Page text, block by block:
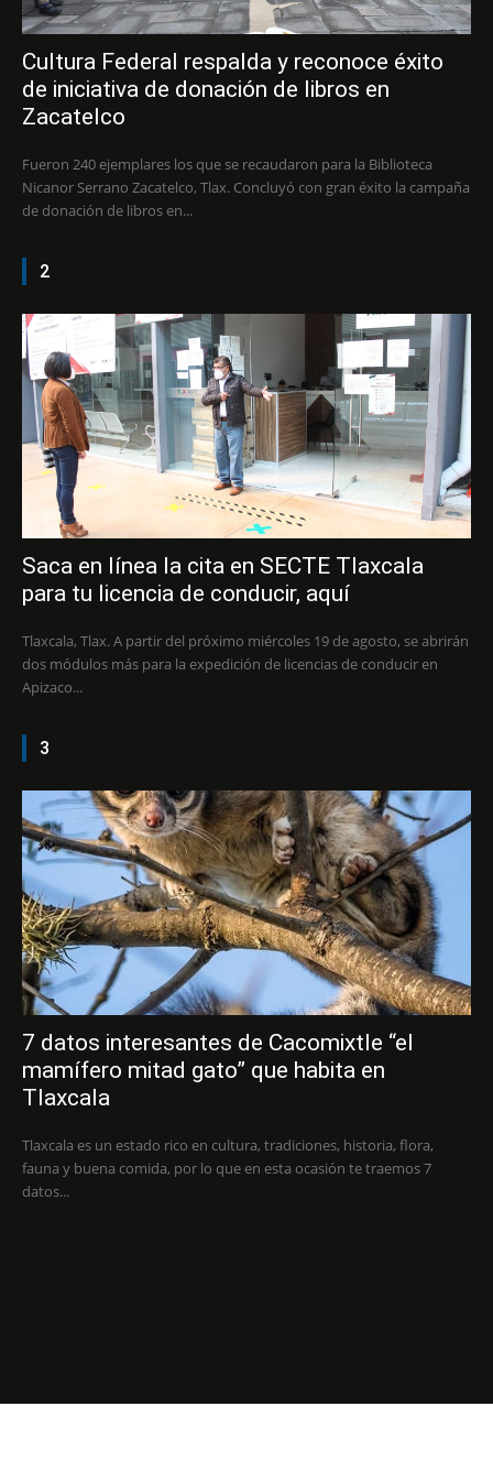
Cultura Federal respalda y reconoce éxito
de iniciativa de donación de libros en
Zacatelco
Fueron 240 ejemplares los que se recaudaron para la Biblioteca
Nicanor Serrano Zacatelco, Tlax. Concluyó con gran éxito la campaña
de donación de libros en...
2
Saca en línea la cita en SECTE Tlaxcala
para tu licencia de conducir, aquí
Tlaxcala, Tlax. A partir del próximo miércoles 19 de agosto, se abrirán
dos módulos más para la expedición de licencias de conducir en
Apizaco...
3
7 datos interesantes de Cacomixtle “el
mamífero mitad gato” que habita en
Tlaxcala
Tlaxcala es un estado rico en cultura, tradiciones, historia, flora,
fauna y buena comida, por lo que en esta ocasión te traemos 7
datos...